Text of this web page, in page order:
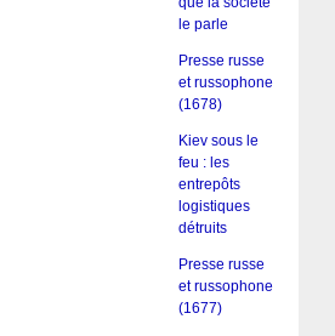
le parle
Presse russe
et russophone
(1678)
Kiev sous le
feu : les
entrepôts
logistiques
détruits
Presse russe
et russophone
(1677)